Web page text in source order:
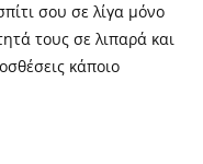
σου σε λίγα μόνο
τους σε λιπαρά και
κάποιο